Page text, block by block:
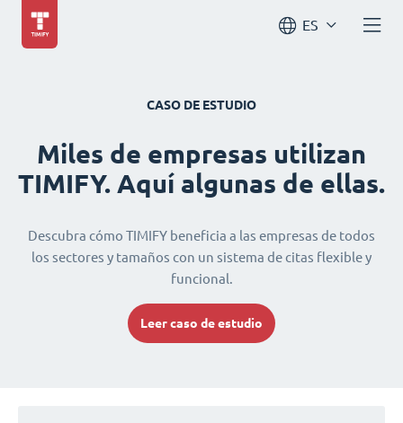
ES
CASO DE ESTUDIO
Miles de empresas utilizan
TIMIFY. Aquí algunas de ellas.
Descubra cómo TIMIFY beneficia a las empresas de todos
los sectores y tamaños con un sistema de citas flexible y
funcional.
Leer caso de estudio